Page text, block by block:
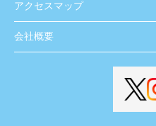
アクセスマップ
会社概要